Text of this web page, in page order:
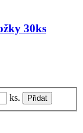
30ks
ks.